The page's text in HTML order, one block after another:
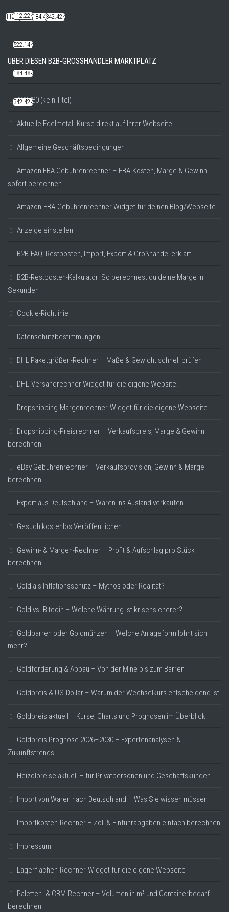
112.22k522.14k184.48k342.42k
ÜBER DIESEN B2B-GROSSHÄNDLER MARKTPLATZ
#20780 (kein Titel)
Aktuelle Edelmetall-Kurse direkt auf Ihrer Webseite
Allgemeine Geschäftsbedingungen
Amazon FBA Gebührenrechner – FBA-Kosten, Marge & Gewinn
sofort berechnen
Amazon-FBA-Gebührenrechner Widget für deinen Blog/Webseite
Anzeige einstellen
B2B-FAQ: Restposten, Import, Export & Großhandel erklärt
B2B-Restposten-Kalkulator: So berechnest du deine Marge in
Sekunden
Cookie-Richtlinie
Datenschutzbestimmungen
DHL Paketgrößen-Rechner – Maße & Gewicht schnell prüfen
DHL-Versandrechner Widget für die eigene Website.
Dropshipping-Margenrechner-Widget für die eigene Webseite
Dropshipping-Preisrechner – Verkaufspreis, Marge & Gewinn
berechnen
eBay Gebührenrechner – Verkaufsprovision, Gewinn & Marge
berechnen
Export aus Deutschland – Waren ins Ausland verkaufen
Gesuch kostenlos Veröffentlichen
Gewinn- & Margen-Rechner – Profit & Aufschlag pro Stück
berechnen
Gold als Inflationsschutz – Mythos oder Realität?
Gold vs. Bitcoin – Welche Währung ist krisensicherer?
Goldbarren oder Goldmünzen – Welche Anlageform lohnt sich
mehr?
Goldförderung & Abbau – Von der Mine bis zum Barren
Goldpreis & US-Dollar – Warum der Wechselkurs entscheidend ist
Goldpreis aktuell – Kurse, Charts und Prognosen im Überblick
Goldpreis Prognose 2026–2030 – Expertenanalysen &
Zukunftstrends
Heizölpreise aktuell – für Privatpersonen und Geschäftskunden
Import von Waren nach Deutschland – Was Sie wissen müssen
Importkosten-Rechner – Zoll & Einfuhrabgaben einfach berechnen
Impressum
Lagerflächen-Rechner-Widget für die eigene Webseite
Paletten- & CBM-Rechner – Volumen in m³ und Containerbedarf
berechnen
112.22k
522.14k
184.48k
342.42k